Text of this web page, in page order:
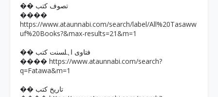
�� تصوف کتب
����
https://www.ataunnabi.com/search/label/All%20Tasaww
uf%20Books?&max-results=21&m=1
�� فتاوی اہلسنت کتب
���� https://www.ataunnabi.com/search?
q=Fatawa&m=1
�� تاریخ کتب